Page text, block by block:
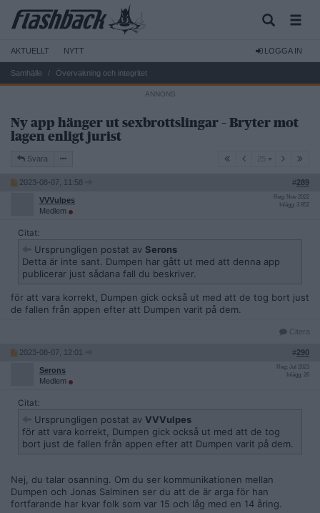
AKTUELLT NYTT LOGGA IN
Samhälle Övervakning och integritet
Ny app hänger ut sexbrottslingar – Bryter mot
lagen enligt jurist
Svara 25
2023-08-07, 11:58 #289
VVVulpes
Medlem
Reg: Nov 2022
Inlägg: 3 852
Citat:
Ursprungligen postat av Serons
Detta är inte sant. Dumpen har gått ut med att denna app
publicerar just sådana fall du beskriver.
för att vara korrekt, Dumpen gick också ut med att de tog bort just
de fallen från appen efter att Dumpen varit på dem.
Citera
2023-08-07, 12:01 #290
Serons
Medlem
Reg: Jul 2023
Inlägg: 26
Citat:
Ursprungligen postat av VVVulpes
för att vara korrekt, Dumpen gick också ut med att de tog
bort just de fallen från appen efter att Dumpen varit på dem.
Nej, du talar osanning. Om du ser kommunikationen mellan
Dumpen och Jonas Salminen ser du att de är arga för han
fortfarande har kvar folk som var 15 och låg med en 14 åring.